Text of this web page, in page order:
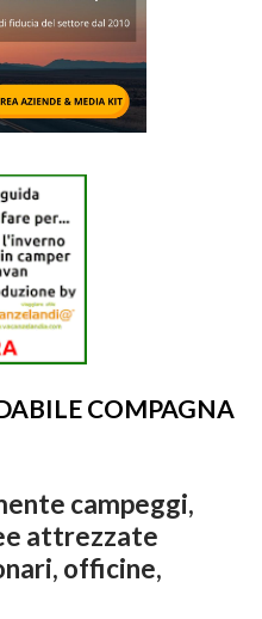
COMPAGNA
campeggi,
attrezzate
officine,